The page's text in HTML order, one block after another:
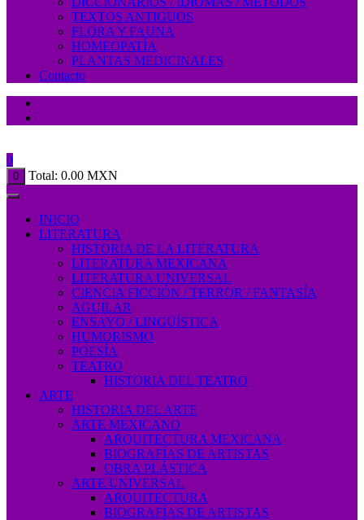
TEXTOS ANTIGUOS
FLORA Y FAUNA
HOMEOPATÍA
PLANTAS MEDICINALES
Contacto
0
0 Total: 0.00 MXN
INICIO
LITERATURA
HISTORIA DE LA LITERATURA
LITERATURA MEXICANA
LITERATURA UNIVERSAL
CIENCIA FICCIÓN / TERROR / FANTASÍA
AGUILAR
ENSAYO / LINGÜÍSTICA
HUMORISMO
POESÍA
TEATRO
HISTORIA DEL TEATRO
ARTE
HISTORIA DEL ARTE
ARTE MEXICANO
ARQUITECTURA MEXICANA
BIOGRAFÍAS DE ARTISTAS
OBRA PLÁSTICA
ARTE UNIVERSAL
ARQUITECTURA
BIOGRAFÍAS DE ARTISTAS